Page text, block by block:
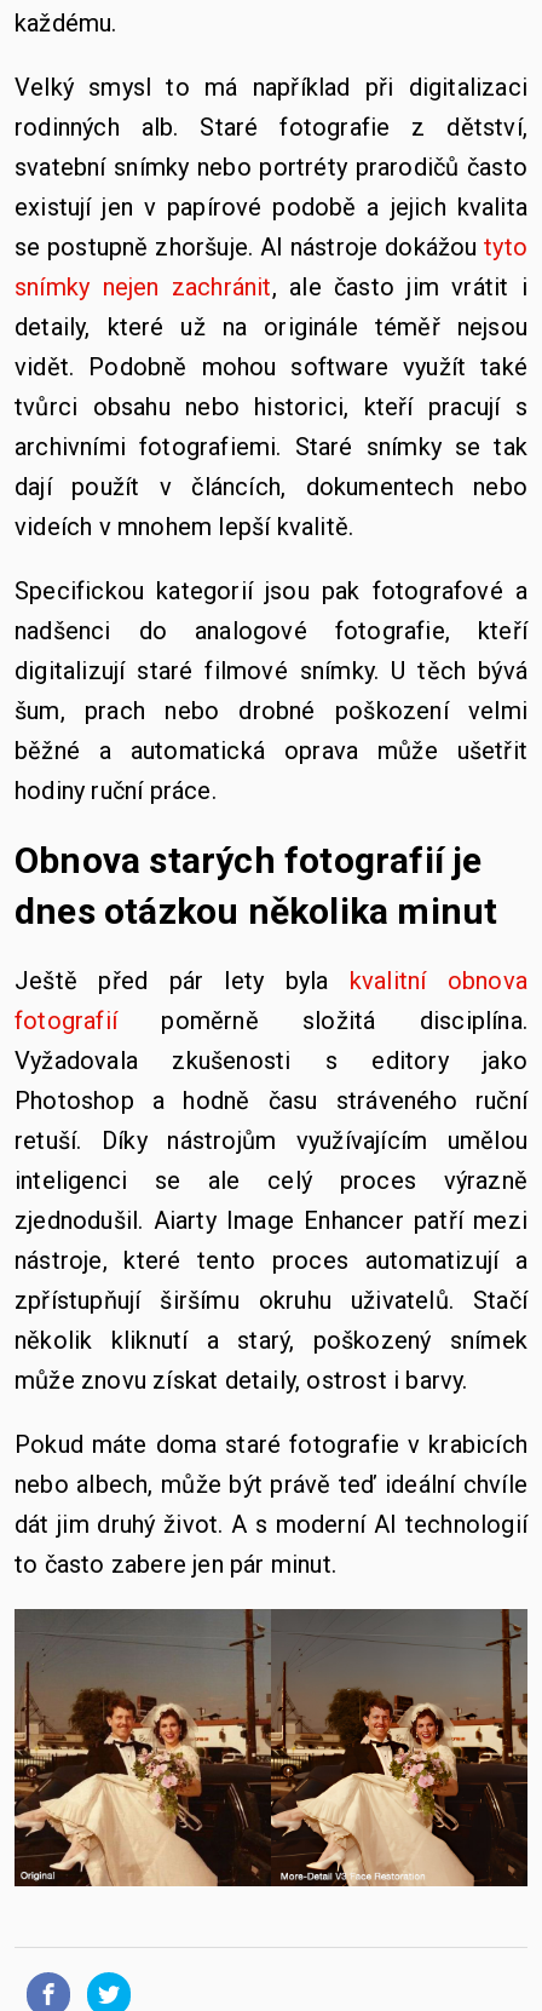
každému.
Velký smysl to má například při digitalizaci
rodinných alb. Staré fotografie z dětství,
svatební snímky nebo portréty prarodičů často
existují jen v papírové podobě a jejich kvalita
se postupně zhoršuje. AI nástroje dokážoutyto
snímky nejen zachránit, ale často jim vrátit i
detaily, které už na originále téměř nejsou
vidět. Podobně mohou software využít také
tvůrci obsahu nebo historici, kteří pracují s
archivními fotografiemi. Staré snímky se tak
dají použít v článcích, dokumentech nebo
videích v mnohem lepší kvalitě.
Specifickou kategorií jsou pak fotografové a
nadšenci do analogové fotografie, kteří
digitalizují staré filmové snímky. U těch bývá
šum, prach nebo drobné poškození velmi
běžné a automatická oprava může ušetřit
hodiny ruční práce.
Obnova starých fotografií je
dnes otázkou několika minut
Ještě před pár lety byla kvalitní obnova
fotografiípoměrně složitá disciplína.
Vyžadovala zkušenosti s editory jako
Photoshop a hodně času stráveného ruční
retuší. Díky nástrojům využívajícím umělou
inteligenci se ale celý proces výrazně
zjednodušil. Aiarty Image Enhancer patří mezi
nástroje, které tento proces automatizují a
zpřístupňují širšímu okruhu uživatelů. Stačí
několik kliknutí a starý, poškozený snímek
může znovu získat detaily, ostrost i barvy.
Pokud máte doma staré fotografie v krabicích
nebo albech, může být právě teď ideální chvíle
dát jim druhý život. A s moderní AI technologií
to často zabere jen pár minut.